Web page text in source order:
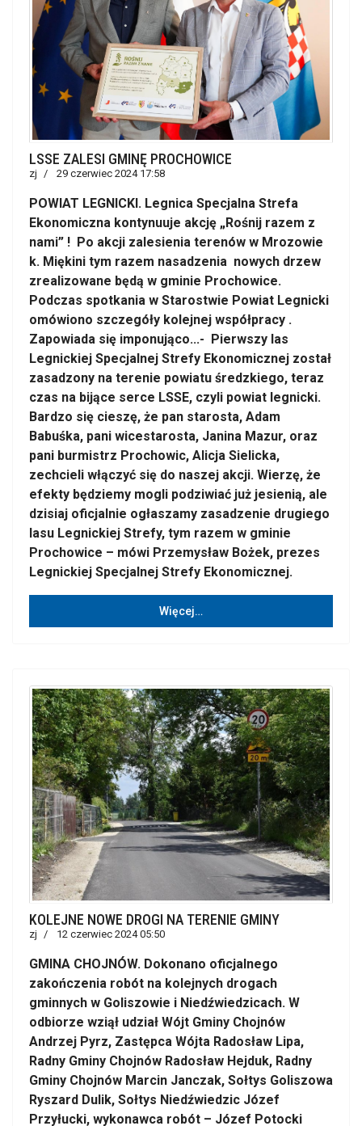
LSSE ZALESI GMINĘ PROCHOWICE
zj 29 czerwiec 2024 17:58
POWIAT LEGNICKI. Legnica Specjalna Strefa
Ekonomiczna kontynuuje akcję „Rośnij razem z
nami” ! Po akcji zalesienia terenów w Mrozowie
k. Miękini tym razem nasadzenia nowych drzew
zrealizowane będą w gminie Prochowice.
Podczas spotkania w Starostwie Powiat Legnicki
omówiono szczegóły kolejnej współpracy .
Zapowiada się imponująco...- Pierwszy las
Legnickiej Specjalnej Strefy Ekonomicznej został
zasadzony na terenie powiatu średzkiego, teraz
czas na bijące serce LSSE, czyli powiat legnicki.
Bardzo się cieszę, że pan starosta, Adam
Babuśka, pani wicestarosta, Janina Mazur, oraz
pani burmistrz Prochowic, Alicja Sielicka,
zechcieli włączyć się do naszej akcji. Wierzę, że
efekty będziemy mogli podziwiać już jesienią, ale
dzisiaj oficjalnie ogłaszamy zasadzenie drugiego
lasu Legnickiej Strefy, tym razem w gminie
Prochowice – mówi Przemysław Bożek, prezes
Legnickiej Specjalnej Strefy Ekonomicznej.
Więcej…
KOLEJNE NOWE DROGI NA TERENIE GMINY
zj 12 czerwiec 2024 05:50
GMINA CHOJNÓW. Dokonano oficjalnego
zakończenia robót na kolejnych drogach
gminnych w Goliszowie i Niedźwiedzicach. W
odbiorze wziął udział Wójt Gminy Chojnów
Andrzej Pyrz, Zastępca Wójta Radosław Lipa,
Radny Gminy Chojnów Radosław Hejduk, Radny
Gminy Chojnów Marcin Janczak, Sołtys Goliszowa
Ryszard Dulik, Sołtys Niedźwiedzic Józef
Przyłucki, wykonawca robót – Józef Potocki